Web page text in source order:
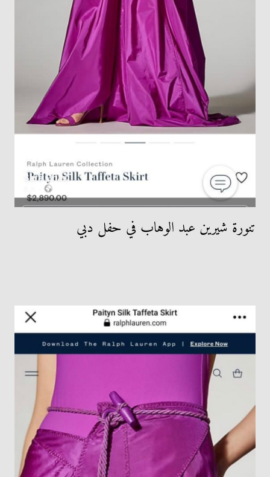
تنورة شيرين عبد الوهاب في حفل دبي